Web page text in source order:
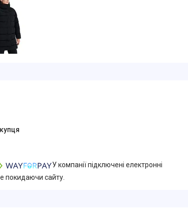
У компанії підключені електронні
покидаючи сайту.